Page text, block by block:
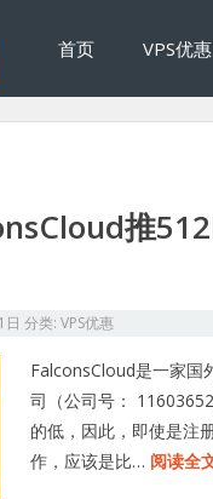
首页 VPS优惠
推
日 分类: VPS优惠
FalconsCloud是一家国
司（公司号：
的低，因此，即使是注
作，应该是比… 阅读全